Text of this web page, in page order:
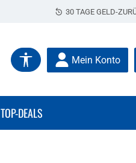
30 TAGE GELD-
Werkzeugleiste anzeigen
Mein Konto
TOP-DEALS